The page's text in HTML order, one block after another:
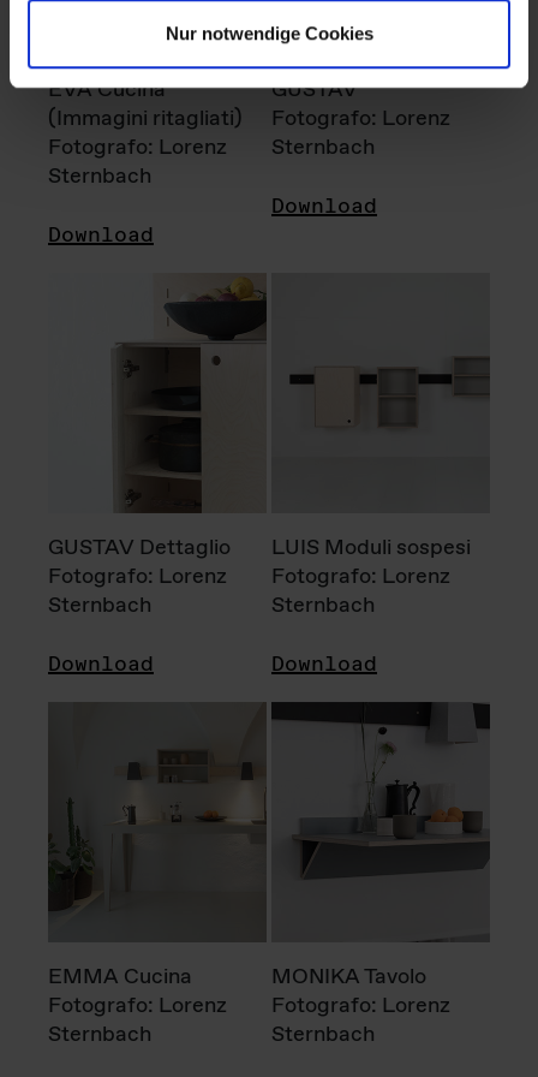
Nur notwendige Cookies
EVA Cucina
(Immagini ritagliati)
Fotografo: Lorenz
Sternbach
Download
GUSTAV
Fotografo: Lorenz
Sternbach
Download
GUSTAV Dettaglio
Fotografo: Lorenz
Sternbach
Download
LUIS Moduli sospesi
Fotografo: Lorenz
Sternbach
Download
EMMA Cucina
Fotografo: Lorenz
Sternbach
MONIKA Tavolo
Fotografo: Lorenz
Sternbach